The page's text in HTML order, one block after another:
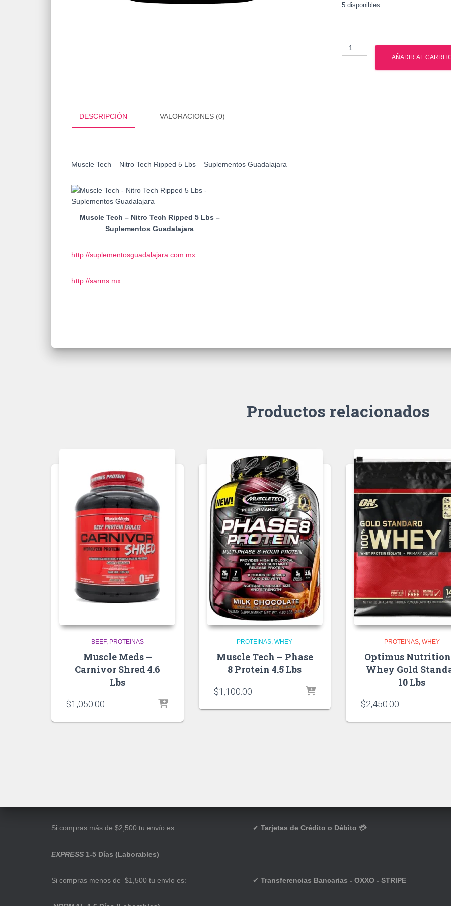
5 disponibles
Muscle
Tech
AÑADIR AL
DESCRIPCIÓN VALORACIONES (0)
Muscle Tech – Nitro Tech Ripped 5 Lbs – Suplementos Guadalajara
Muscle Tech – Nitro Tech Ripped 5 Lbs –
Suplementos Guadalajara
http://suplementosguadalajara.com.mx
http://sarms.mx
Productos relacionados
BEEF PROTEINAS
Muscle Meds –
Carnivor Shred 4.6
Lbs
$1,050.00
PROTEINAS WHEY
Muscle Tech – Phase
8 Protein 4.5 Lbs
$1,100.00
PROTEINAS WHEY
Optimus
Whey Gold
10 Lbs
$2,450.00
Si compras más de $2,500 tu envío es:
EXPRESS 1-5 Días (Laborables)
Si compras menos de $1,500 tu envío es:
✔ Tarjetas de Crédito o Débito 💳
✔ Transferencias Bancarias - OXXO - STRIPE